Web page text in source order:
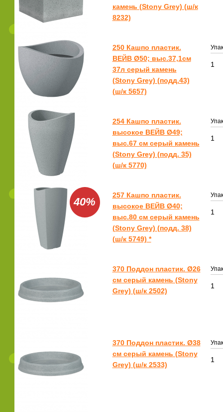
камень (Stony Grey) (ш/к
8232)
250 Кашпо пластик.
ВЕЙВ Ø50; выс.37,1см
37л серый камень
(Stony Grey) (подд.43)
(ш/к 5657)
1
254 Кашпо пластик.
высокое ВЕЙВ Ø49;
выс.67 см серый камень
(Stony Grey) (подд. 35)
(ш/к 5770)
1
40%
257 Кашпо пластик.
высокое ВЕЙВ Ø40;
выс.80 см серый камень
(Stony Grey) (подд. 38)
(ш/к 5749) *
1
370 Поддон пластик. Ø26
см серый камень (Stony
Grey) (ш/к 2502)
1
370 Поддон пластик. Ø38
см серый камень (Stony
Grey) (ш/к 2533)
1